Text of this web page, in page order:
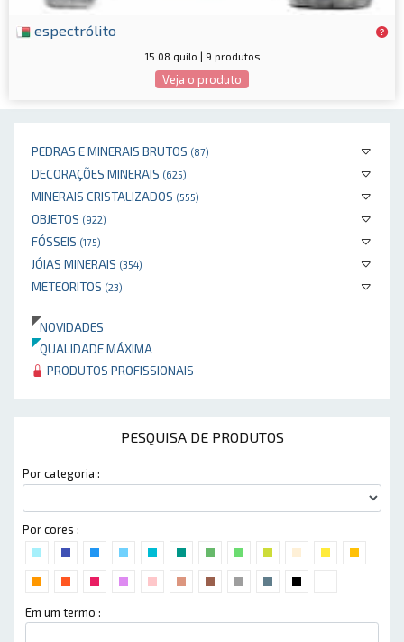
PEDRAS E MINERAIS BRUTOS (87)
DECORAÇÕES MINERAIS (625)
MINERAIS CRISTALIZADOS (555)
OBJETOS (922)
FÓSSEIS (175)
JÓIAS MINERAIS (354)
METEORITOS (23)
NOVIDADES
QUALIDADE MÁXIMA
PRODUTOS PROFISSIONAIS
PESQUISA DE PRODUTOS
Por categoria :
Por cores :
Em um termo :
espectrólito
15.08 quilo | 9 produtos
Veja o produto